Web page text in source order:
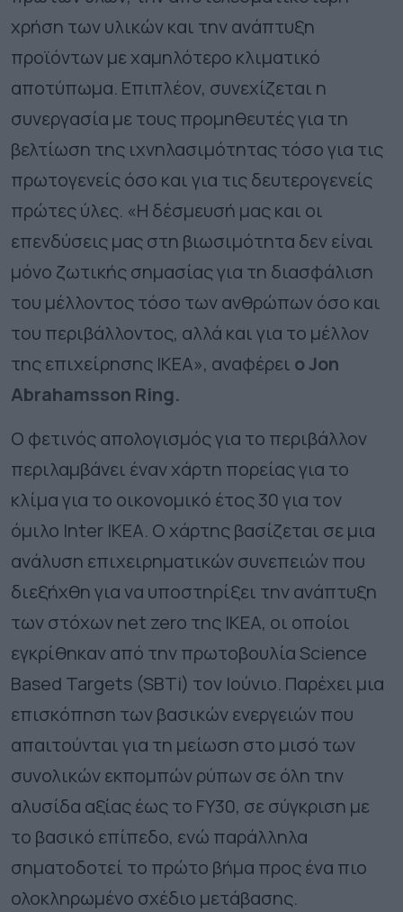
χρήση των υλικών και την ανάπτυξη
προϊόντων με χαμηλότερο κλιματικό
αποτύπωμα. Επιπλέον, συνεχίζεται η
συνεργασία με τους προμηθευτές για τη
βελτίωση της ιχνηλασιμότητας τόσο για τις
πρωτογενείς όσο και για τις δευτερογενείς
πρώτες ύλες. «Η δέσμευσή μας και οι
επενδύσεις μας στη βιωσιμότητα δεν είναι
μόνο ζωτικής σημασίας για τη διασφάλιση
του μέλλοντος τόσο των ανθρώπων όσο και
του περιβάλλοντος, αλλά και για το μέλλον
της επιχείρησης ΙΚΕΑ», αναφέρει ο Jon
Abrahamsson Ring.
Ο φετινός απολογισμός για το περιβάλλον
περιλαμβάνει έναν χάρτη πορείας για το
κλίμα για το οικονομικό έτος 30 για τον
όμιλο Inter IKEA. Ο χάρτης βασίζεται σε μια
ανάλυση επιχειρηματικών συνεπειών που
διεξήχθη για να υποστηρίξει την ανάπτυξη
των στόχων net zero της ΙΚΕΑ, οι οποίοι
εγκρίθηκαν από την πρωτοβουλία Science
Based Targets (SBTi) τον Ιούνιο. Παρέχει μια
επισκόπηση των βασικών ενεργειών που
απαιτούνται για τη μείωση στο μισό των
συνολικών εκπομπών ρύπων σε όλη την
αλυσίδα αξίας έως το FY30, σε σύγκριση με
το βασικό επίπεδο, ενώ παράλληλα
σηματοδοτεί το πρώτο βήμα προς ένα πιο
ολοκληρωμένο σχέδιο μετάβασης.